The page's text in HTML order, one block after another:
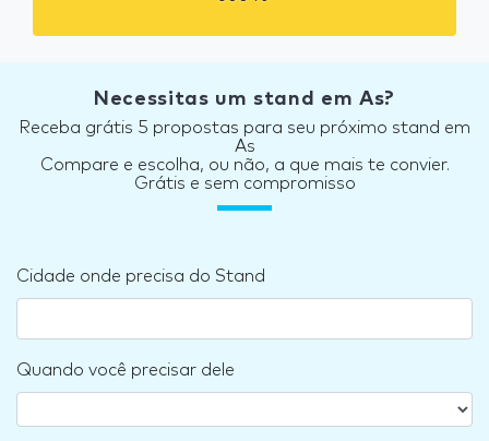
Necessitas um stand em As?
Receba grátis 5 propostas para seu próximo stand em
As
Compare e escolha, ou não, a que mais te convier.
Grátis e sem compromisso
Cidade onde precisa do Stand
Quando você precisar dele